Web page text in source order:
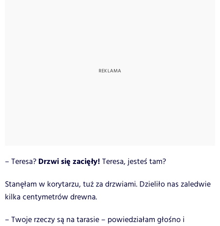
– Teresa? Drzwi się zacięły! Teresa, jesteś tam?
Stanęłam w korytarzu, tuż za drzwiami. Dzieliło nas zaledwie
kilka centymetrów drewna.
– Twoje rzeczy są na tarasie – powiedziałam głośno i